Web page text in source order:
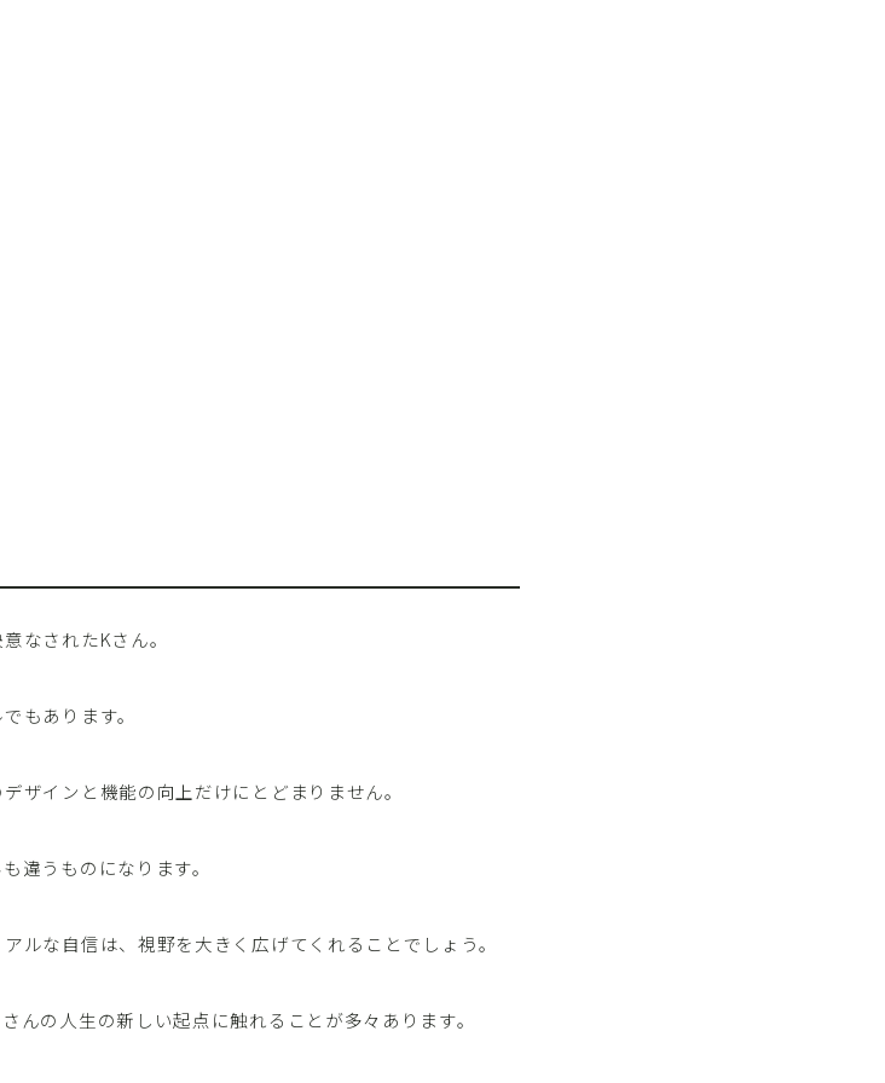
なされたKさん。
もあります。
ザインと機能の向上だけにとどまりません。
違うものになります。
ルな自信は、視野を大きく広げてくれることでしょう。
んの人生の新しい起点に触れることが多々あります。